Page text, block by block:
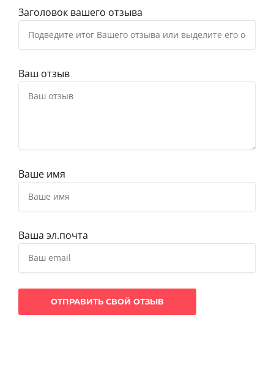
Заголовок вашего отзыва
Ваш отзыв
Ваше имя
Ваша эл.почта